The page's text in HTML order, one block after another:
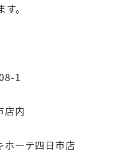
。
1
店内
ーテ四日市店